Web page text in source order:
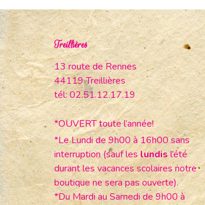
Treillières
13 route de Rennes
44119 Treillières
tél: 02.51.12.17.19
*OUVERT toute l’année!
*Le Lundi de 9h00 à 16h00 sans
interruption (sauf leslundisl’été
durant les vacances scolaires notre
boutique ne sera pas ouverte).
*Du Mardi au Samedi de 9h00 à